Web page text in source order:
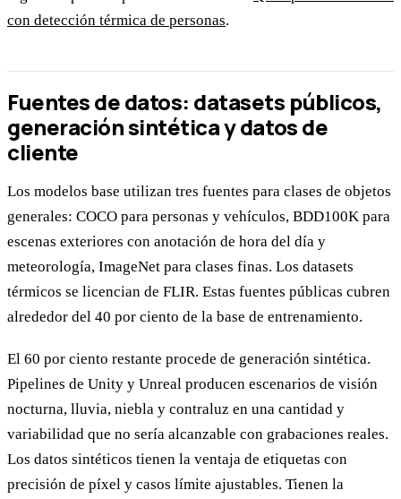
con detección térmica de personas.
Fuentes de datos: datasets públicos,
generación sintética y datos de
cliente
Los modelos base utilizan tres fuentes para clases de objetos
generales: COCO para personas y vehículos, BDD100K para
escenas exteriores con anotación de hora del día y
meteorología, ImageNet para clases finas. Los datasets
térmicos se licencian de FLIR. Estas fuentes públicas cubren
alrededor del 40 por ciento de la base de entrenamiento.
El 60 por ciento restante procede de generación sintética.
Pipelines de Unity y Unreal producen escenarios de visión
nocturna, lluvia, niebla y contraluz en una cantidad y
variabilidad que no sería alcanzable con grabaciones reales.
Los datos sintéticos tienen la ventaja de etiquetas con
precisión de píxel y casos límite ajustables. Tienen la